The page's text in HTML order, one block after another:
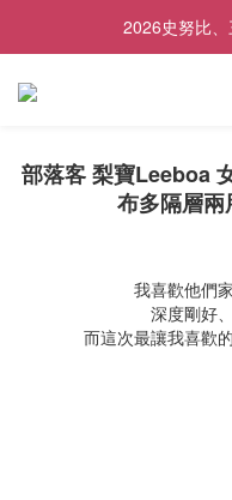
✨前往LINE加
2026史努比
✨前往LINE加
部落客 梨寶Leeboa
布多隔層
我喜歡他們
深度剛好
而這次最讓我喜歡